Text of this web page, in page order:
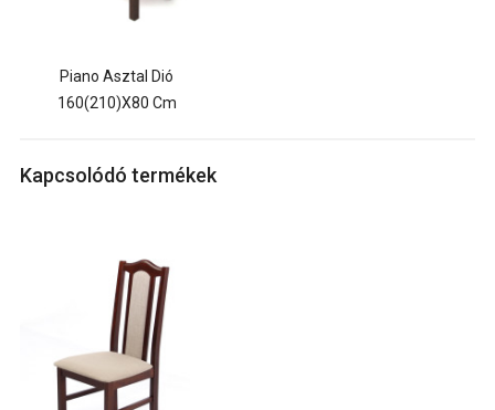
Piano Asztal Dió
160(210)x80 Cm
Kapcsolódó termékek